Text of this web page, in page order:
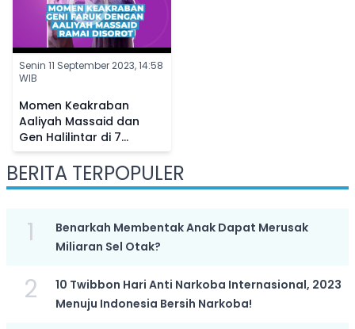
Senin 11 September 2023, 14:58
WIB
Momen Keakraban
Aaliyah Massaid dan
Gen Halilintar di 7
Bulanan Aurel
Hermansyah, Netizen
Bandingkan Sikapnya ke
BERITA TERPOPULER
1
Benarkah Membentak Anak Dapat Merusak
Miliaran Sel Otak?
2
10 Twibbon Hari Anti Narkoba Internasional, 2023
Menuju Indonesia Bersih Narkoba!